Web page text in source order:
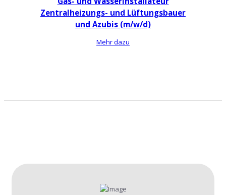
Zentralheizungs- und Lüftungsbauer
und Azubis (m/w/d)
Mehr dazu